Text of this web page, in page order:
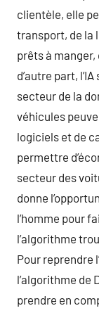
clientèle, elle
transport, de la
prêts à manger,
d’autre part,
secteur de la
véhicules
logiciels et de
permettre
secteur des
donne
l’homme pour
l’algorithme
Pour reprendre
l’algorithme de
prendre en